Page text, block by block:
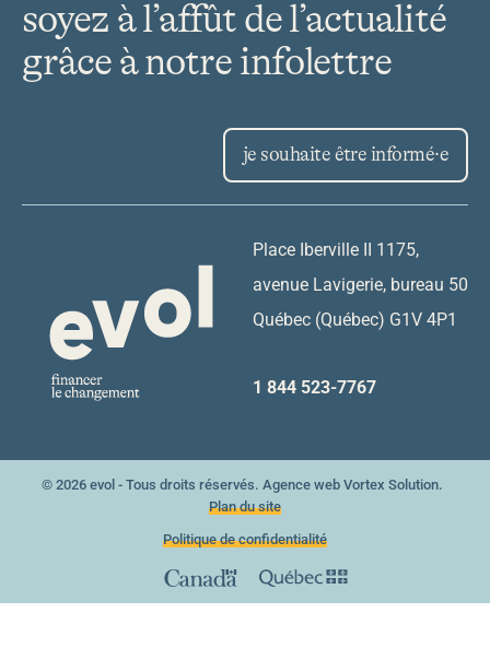
soyez à l’affût de l’actualité
grâce à notre infolettre
je souhaite être informé·e
Place Iberville II 1175,
avenue Lavigerie, bureau 50
Québec (Québec) G1V 4P1
1 844 523-7767
© 2026 evol - Tous droits réservés. Agence web Vortex Solution.
Plan du site
Politique de confidentialité